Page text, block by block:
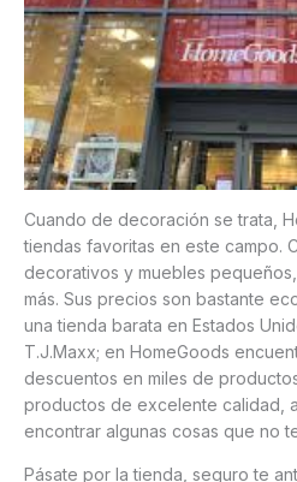
Cuando de decoración se trata,
tiendas favoritas en este campo.
decorativos y muebles
más. Sus precios son bastante
una tienda barata en Estados
T.J.Maxx; en HomeGoods
descuentos en miles de
productos de excelente calidad,
encontrar algunas cosas que no
Pásate por la tienda, seguro te